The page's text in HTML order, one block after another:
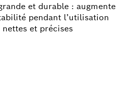
et durable : augmente
pendant l’utilisation
et précises